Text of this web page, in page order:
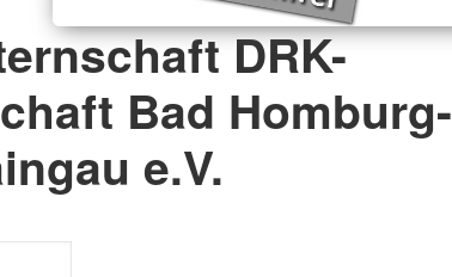
DRK-
Bad Homburg-
e.V.